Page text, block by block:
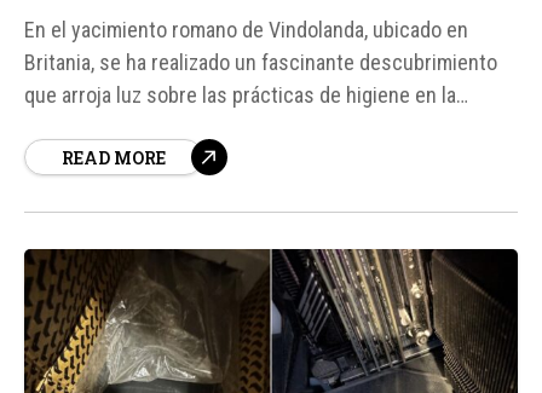
En el yacimiento romano de Vindolanda, ubicado en
Britania, se ha realizado un fascinante descubrimiento
que arroja luz sobre las prácticas de higiene en la
chanclas de baño que datan de hace aproximadamente
READ MORE